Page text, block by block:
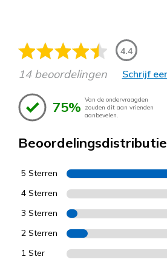
4.4
14 beoordelingen Schrijf
75% Van de ondervraagden
zouden dit aan vrienden
aanbevelen.
Beoordelingsdistributie
5 Sterren
4 Sterren
3 Sterren
2 Sterren
1 Ster